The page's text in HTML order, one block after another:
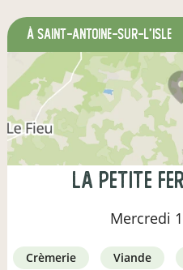
à Saint-Antoine-sur-l'Isle
la petite
Mercredi
crèmerie viande